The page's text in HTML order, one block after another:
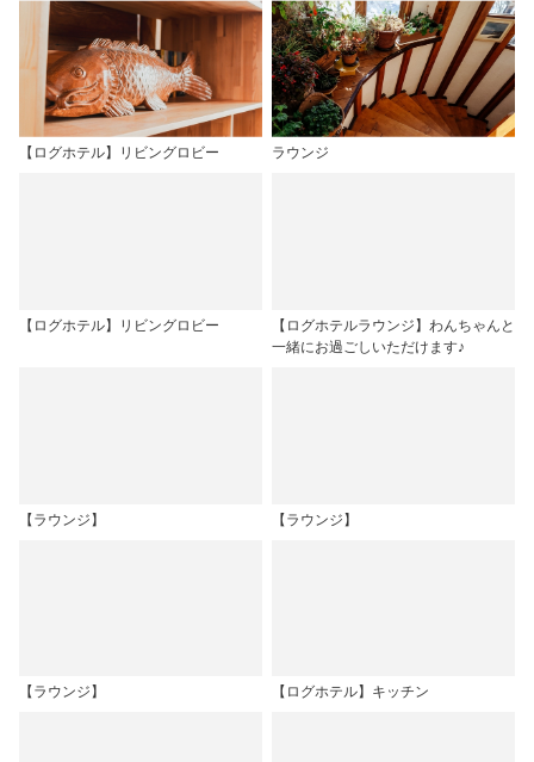
【ログホテル】リビングロビー ラウンジ
【ログホテル】リビングロビー
【ログホテルラウンジ】わんちゃんと
一緒にお過ごしいただけます♪
【ラウンジ】 【ラウンジ】
【ラウンジ】 【ログホテル】キッチン